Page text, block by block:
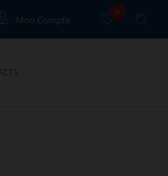
Mon Compte
0